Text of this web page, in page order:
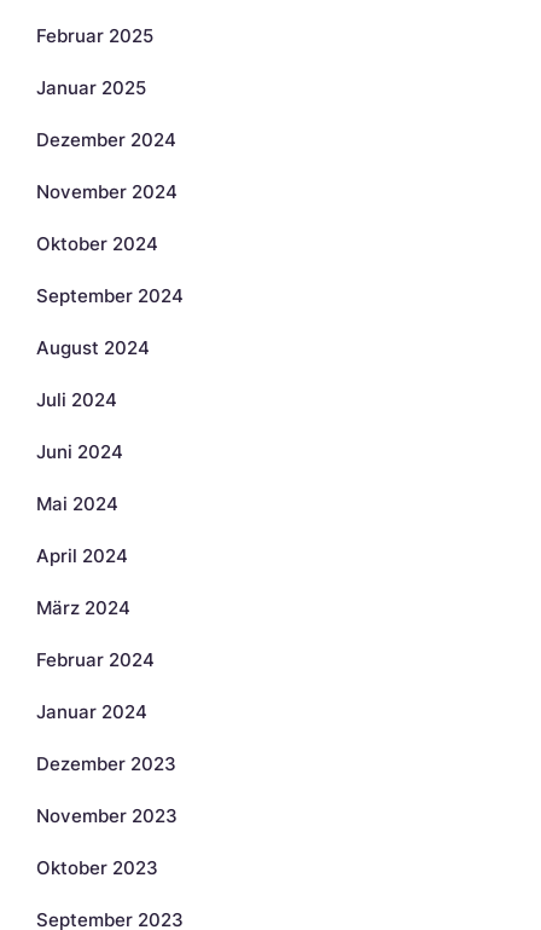
Februar 2025
Januar 2025
Dezember 2024
November 2024
Oktober 2024
September 2024
August 2024
Juli 2024
Juni 2024
Mai 2024
April 2024
März 2024
Februar 2024
Januar 2024
Dezember 2023
November 2023
Oktober 2023
September 2023